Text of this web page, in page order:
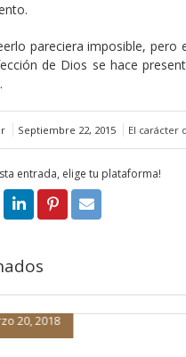
pareciera imposible,
de Dios se hace
Septiembre 22, 2015 El carácter
entrada, elige tu plataforma!
Marzo 19, 2018